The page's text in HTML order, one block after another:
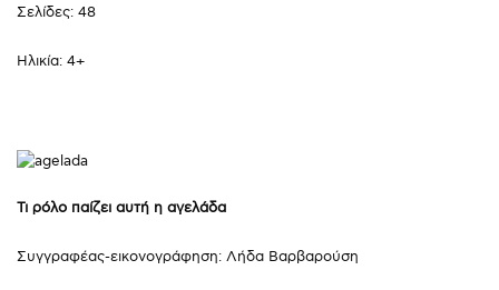
Σελίδες: 48
Ηλικία: 4+
Τι ρόλο παίζει αυτή η αγελάδα
Συγγραφέας-εικονογράφηση: Λήδα Βαρβαρούση